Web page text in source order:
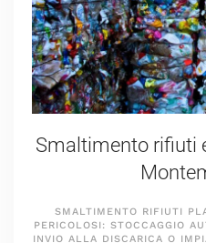
Smaltimento rifiuti
SMALTIMENTO RIFIUTI
PERICOLOSI: STOCCAGGIO
INVIO ALLA DISCARICA O